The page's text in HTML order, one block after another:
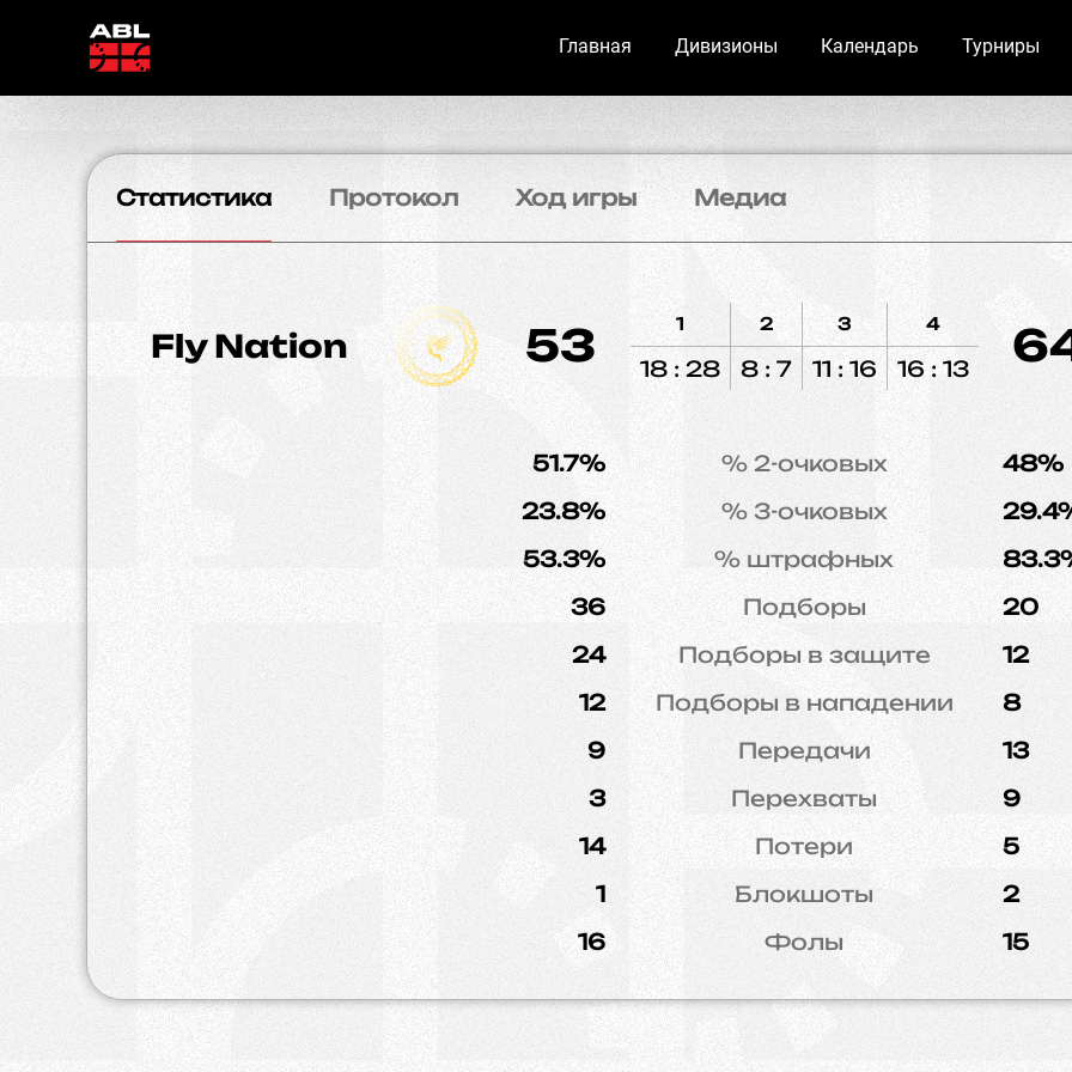
Главная Дивизионы Календарь Турниры
Статистика Протокол Ход игры Медиа
Fly Nation 53 1
18 : 28
2
8 : 7
3
11 : 16
4
16 : 13
51.7% % 2-очковых
48%
23.8%
% 3-очковых
53.3%
% штрафных
36
Подборы
20
24
Подборы в защите
12
12
Подборы в нападении
8
9
Передачи
13
3
Перехваты
9
14
Потери
5
1
Блокшоты
2
16
Фолы 15